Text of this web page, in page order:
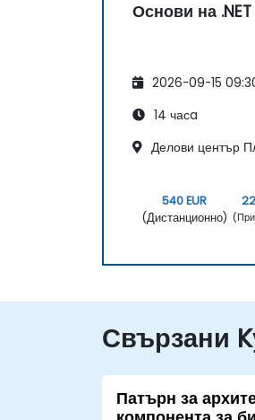
Основи на .NET
2026-09-15
14 часa
Делови център
540 EUR
(Дистанционно)
Свързани
Патърн за